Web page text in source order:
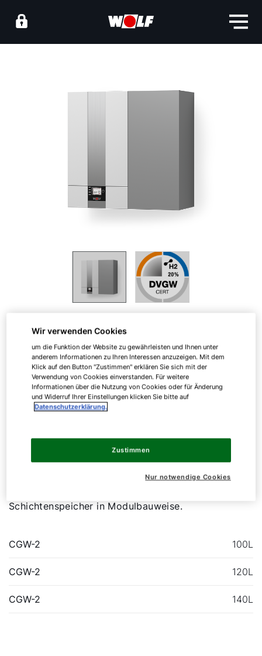
Kompakt, effizient, anschlussfertig
CGW-2
Wandhängende Gasbrennwert-Zentrale bestehend
aus Gasbrennwerttherme mit Edelstahl-
Schichtenspeicher in Modulbauweise.
CGW-2 100L
CGW-2 120L
CGW-2 140L
Wir verwenden Cookies
um die Funktion der Website zu gewährleisten und Ihnen unter
anderem Informationen zu Ihren Interessen anzuzeigen. Mit dem
Klick auf den Button "Zustimmen" erklären Sie sich mit der
Verwendung von Cookies einverstanden. Für weitere
Informationen über die Nutzung von Cookies oder für Änderung
und Widerruf Ihrer Einstellungen klicken Sie bitte auf
Datenschutzerklärung.
Nur notwendige Cookies
Zustimmen